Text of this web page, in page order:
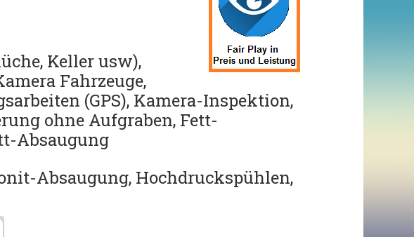
Keller usw),
Fahrzeuge,
(GPS), Kamera-Inspektion,
ohne Aufgraben, Fett-
Absaugung
Absaugung, Hochdruckspühlen,